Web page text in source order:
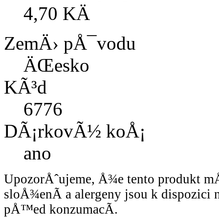
4,70 KÄ
ZemÄ› pÅ¯vodu
ÄŒesko
KÃ³d
6776
DÃ¡rkovÃ½ koÅ¡
ano
UpozorÅˆujeme, Å¾e tento produkt
sloÅ¾enÃ­ a alergeny jsou k dispozici
pÅ™ed konzumacÃ­.